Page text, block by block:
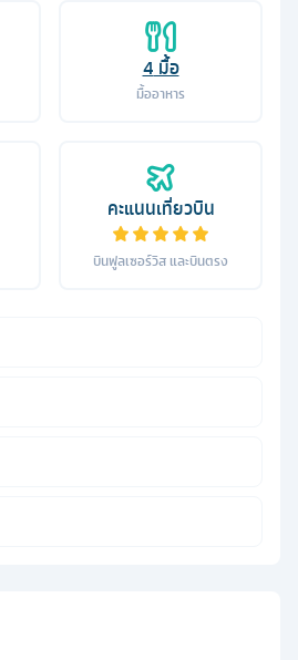
4 มื้อ
มื้ออาหาร
คะแนนเที่ยวบิน
บินฟูลเซอร์วิส และบินตรง